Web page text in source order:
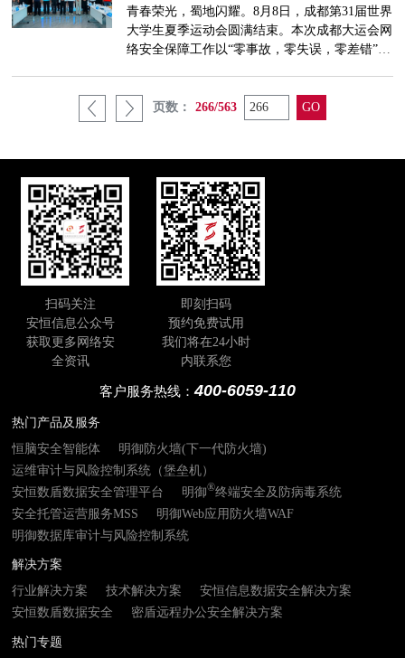
邀参加本次活动，并在颁奖仪式现场荣获“企业
贡献奖”。颁奖典礼现场中国高等教育学会副会
长张大良在颁奖仪式致辞
青春荣光，蜀地闪耀。8月8日，成都第31届世界
大学生夏季运动会圆满结束。本次成都大运会网
络安全保障工作以“零事故，零失误，零差错”的
运会网络安全保障工作总结交流会在安恒信息西
部总部顺利举行。执委会办公室党组成员、专职
兴，原冬奥组委技术部部长喻红，四川大学网络
空间安全学院院长陈兴
页数： 266/563
扫码关注
安恒信息公众号
获取更多网络安
全资讯
即刻扫码
预约免费试用
我们将在24小时
内联系您
客户服务热线：400-6059-110
热门产品及服务
恒脑安全智能体
明御防火墙(下一代防火墙)
运维审计与风险控制系统（堡垒机）
安恒数盾数据安全管理平台
明御®终端安全及防病毒系统
安全托管运营服务MSS
明御Web应用防火墙WAF
明御数据库审计与风险控制系统
解决方案
行业解决方案
技术解决方案
安恒信息数据安全解决方案
安恒数盾数据安全
密盾远程办公安全解决方案
热门专题